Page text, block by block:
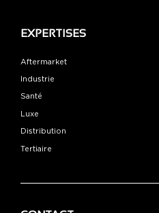
EXPERTISES
Aftermarket
Industrie
Santé
Luxe
Distribution
Tertiaire